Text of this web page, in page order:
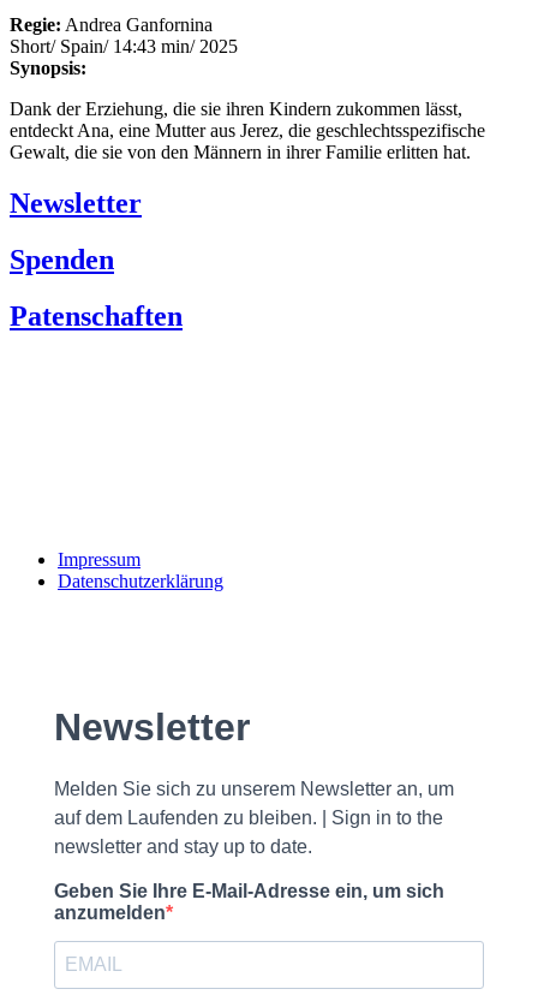
Regie: Andrea Ganfornina
Short/ Spain/ 14:43 min/ 2025
Synopsis:
Dank der Erziehung, die sie ihren Kindern zukommen lässt,
entdeckt Ana, eine Mutter aus Jerez, die geschlechtsspezifische
Gewalt, die sie von den Männern in ihrer Familie erlitten hat.
Newsletter
Spenden
Patenschaften
Impressum
Datenschutzerklärung
Newsletter
Melden Sie sich zu unserem Newsletter an, um
auf dem Laufenden zu bleiben. | Sign in to the
newsletter and stay up to date.
Geben Sie Ihre E-Mail-Adresse ein, um sich
anzumelden